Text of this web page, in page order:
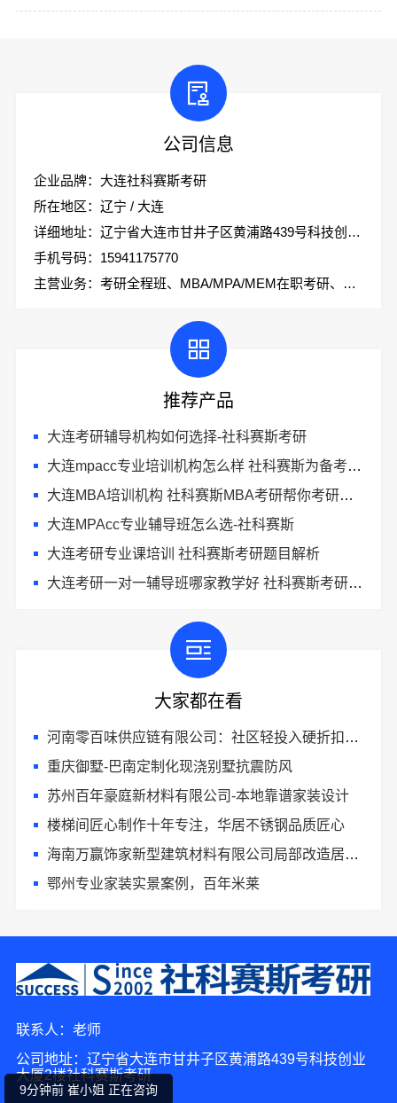
公司信息
企业品牌：大连社科赛斯考研
所在地区：辽宁 / 大连
详细地址：辽宁省大连市甘井子区黄浦路439号科技创业大厦2楼社科赛斯考研
手机号码：15941175770
主营业务：考研全程班、MBA/MPA/MEM在职考研、会计专硕、考研集训营
推荐产品
大连考研辅导机构如何选择-社科赛斯考研
大连mpacc专业培训机构怎么样 社科赛斯为备考量身定制考研
大连MBA培训机构 社科赛斯MBA考研帮你考研成功
大连MPAcc专业辅导班怎么选-社科赛斯
大连考研专业课培训 社科赛斯考研题目解析
大连考研一对一辅导班哪家教学好 社科赛斯考研专注考研20年
大家都在看
河南零百味供应链有限公司：社区轻投入硬折扣零食铺低风险经营
重庆御墅-巴南定制化现浇别墅抗震防风
苏州百年豪庭新材料有限公司-本地靠谱家装设计
楼梯间匠心制作十年专注，华居不锈钢品质匠心
海南万赢饰家新型建筑材料有限公司局部改造居室装修工期提速
鄂州专业家装实景案例，百年米莱
联系人：老师
公司地址：辽宁省大连市甘井子区黄浦路439号科技创业
大厦2楼社科赛斯考研
1分钟前 田小姐 正在咨询
9分钟前 崔小姐 正在咨询